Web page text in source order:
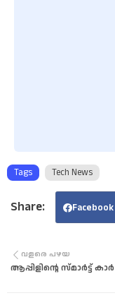
Tags Tech News
Facebook
വളരെ പഴയ
ആപ്പിളിന്റെ സ്മാർട്ട് കാർ